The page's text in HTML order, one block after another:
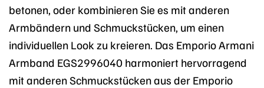
betonen, oder kombinieren Sie es mit anderen
Armbändern und Schmuckstücken, um einen
individuellen Look zu kreieren. Das Emporio Armani
Armband EGS2996040 harmoniert hervorragend
mit anderen Schmuckstücken aus der Emporio